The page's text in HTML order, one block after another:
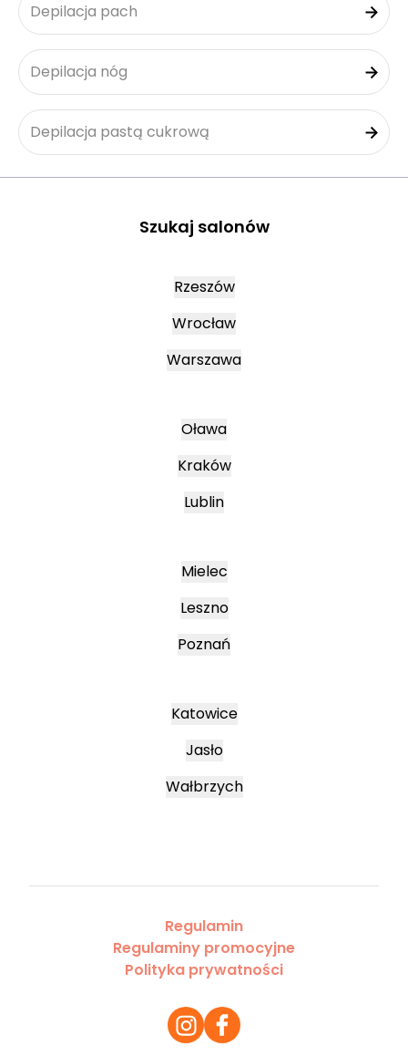
Depilacja pach
Depilacja nóg
Depilacja pastą cukrową
Szukaj salonów
Rzeszów
Wrocław
Warszawa
Oława
Kraków
Lublin
Mielec
Leszno
Poznań
Katowice
Jasło
Wałbrzych
Regulamin
Regulaminy promocyjne
Polityka prywatności